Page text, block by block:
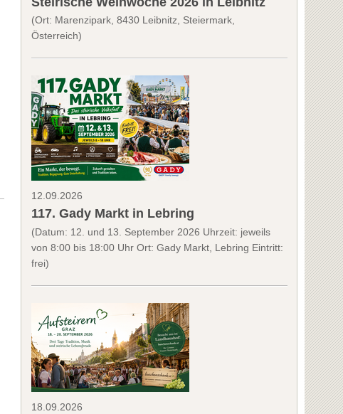
(Ort: Marenzipark, 8430 Leibnitz, Steiermark,
Österreich)
12.09.2026
117. Gady Markt in Lebring
(Datum: 12. und 13. September 2026 Uhrzeit: jeweils
von 8:00 bis 18:00 Uhr Ort: Gady Markt, Lebring Eintritt:
frei)
18.09.2026